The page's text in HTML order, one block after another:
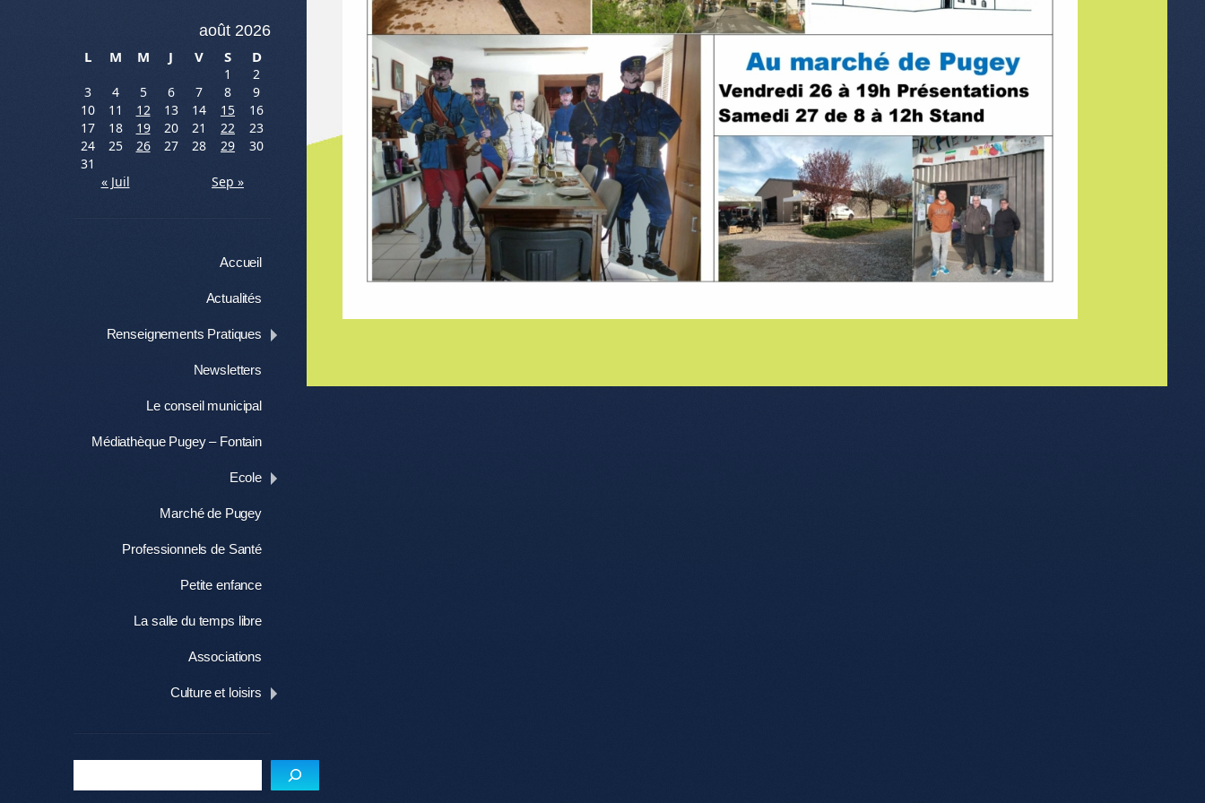
août 2026
L
M M J V S D
1
2
3
4 5 6 7 8
9
10
11 12 13 14 15
16
17
18 19 20 21 22
23
24
25 26 27 28 29
30
31
« Juil
Sep »
Accueil
Actualités
Renseignements Pratiques
Newsletters
Le conseil municipal
Médiathèque Pugey – Fontain
Ecole
Marché de Pugey
Professionnels de Santé
Petite enfance
La salle du temps libre
Associations
Culture et loisirs
Menu de l'article